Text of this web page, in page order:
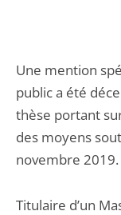
Une mention
public a été
thèse portant
des moyens
novembre 2019.
Titulaire d’un